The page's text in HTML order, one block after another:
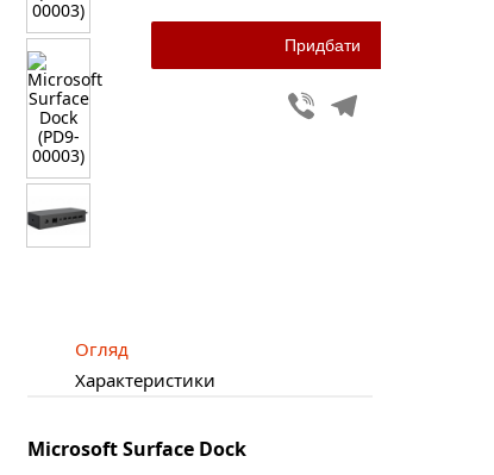
Viber
Огляд
Характеристики
Microsoft Surface Dock